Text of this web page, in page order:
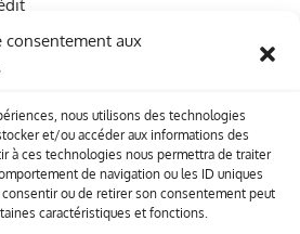
consentement aux
nous utilisons des technologies
et/ou accéder aux informations des
à ces technologies nous permettra de traiter
de navigation ou les ID uniques
ou de retirer son consentement peut
caractéristiques et fonctions.
vos créations